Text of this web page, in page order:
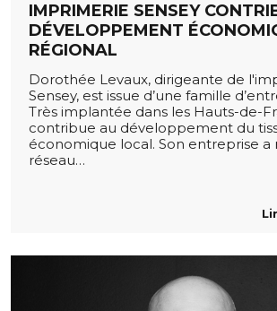
IMPRIMERIE SENSEY
DÉVELOPPEMENT
RÉGIONAL
Dorothée Levaux, dirigeante de
Sensey, est issue d’une famille
Très implantée dans les Hauts-de-
contribue au développement du
économique local. Son entreprise a
réseau…